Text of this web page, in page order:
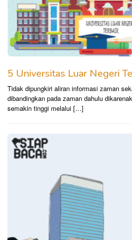
5 Universitas Luar Negeri
Tidak dipungkiri aliran informasi zaman
dibandingkan pada zaman dahulu
semakin tinggi melalui […]